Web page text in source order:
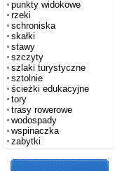
punkty widokowe
rzeki
schroniska
skałki
stawy
szczyty
szlaki turystyczne
sztolnie
ścieżki edukacyjne
tory
trasy rowerowe
wodospady
wspinaczka
zabytki